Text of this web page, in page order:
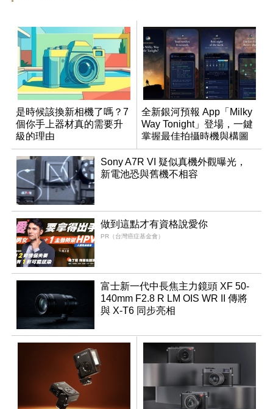
是時候該換新相機了嗎？7
個你手上器材真的需要升
級的理由
全新銀河預報 App「Milky
Way Tonight」登場，一鍵
掌握最佳拍攝時機與構圖
Sony A7R VI 疑似真機外觀曝光，
新電池恐與舊機不相容
做到這點才有資格說愛你
PR（台灣癌症基金會）
富士新一代中長焦主力鏡頭 XF 50-
140mm F2.8 R LM OIS WR II 傳將
與 X-T6 同步亮相